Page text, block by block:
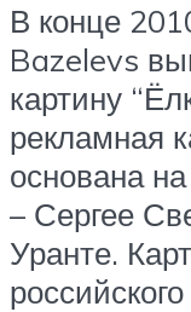
В конце
Bazelevs
картину
рекламная
основана
– Сергее
Уранте.